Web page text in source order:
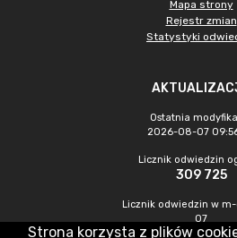
Mapa strony
Rejestr zmian
Statystyki
Ostatnia
2026-08-07
Licznik odwiedzin
309 725
Licznik odwiedzin w
07
423
Strona korzysta z plików